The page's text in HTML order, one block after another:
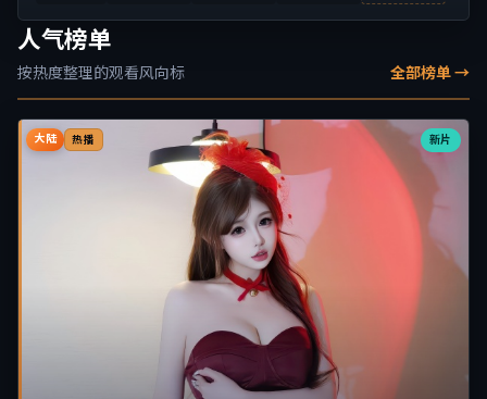
人气榜单
按热度整理的观看风向标 全部榜单 →
新片
大陆 热播